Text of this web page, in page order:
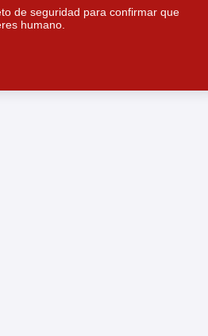
de seguridad para confirmar que
humano.